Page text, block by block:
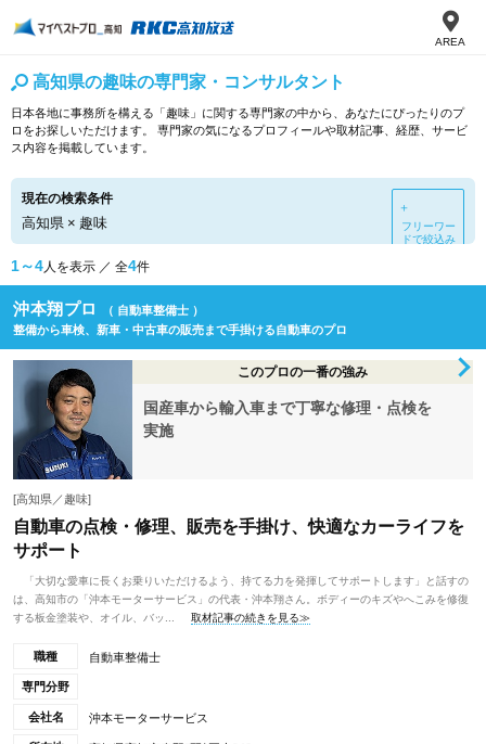
AREA
高知県の趣味の専門家・コンサルタント
日本各地に事務所を構える「趣味」に関する専門家の中から、あなたにぴったりのプ
ロをお探しいただけます。 専門家の気になるプロフィールや取材記事、経歴、サービ
ス内容を掲載しています。
現在の検索条件
高知県 × 趣味
＋
フリーワー
ドで絞込み
1～4人を表示 ／ 全4件
沖本翔プロ
（ 自動車整備士 ）
整備から車検、新車・中古車の販売まで手掛ける自動車のプロ
このプロの一番の強み
国産車から輸入車まで丁寧な修理・点検を
実施
[高知県／趣味]
自動車の点検・修理、販売を手掛け、快適なカーライフを
サポート
「大切な愛車に長くお乗りいただけるよう、持てる力を発揮してサポートします」と話すの
は、高知市の「沖本モーターサービス」の代表・沖本翔さん。ボディーのキズやへこみを修復
する板金塗装や、オイル、バッ...
取材記事の続きを見る≫
職種 自動車整備士
専門分野
会社名 沖本モーターサービス